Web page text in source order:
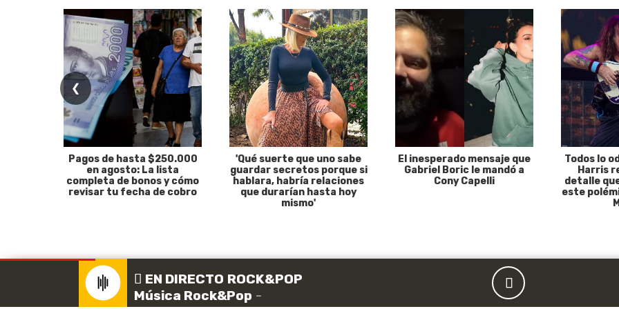
❮
Pagos de hasta $250.000
en agosto: La lista
completa de bonos y cómo
revisar tu fecha de cobro
'Qué suerte que uno sabe
guardar secretos porque si
hablara, habría relaciones
que durarían hasta hoy
mismo'
El inesperado mensaje que
Gabriel Boric le mandó a
Cony Capelli
Todos lo
Harris
detalle
este
EN DIRECTO ROCK & POP
Música Rock&Pop -